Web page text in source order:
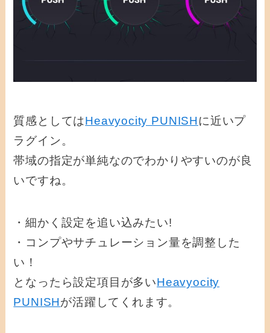
質感としてはHeavyocity PUNISHに近いプ
ラグイン。
帯域の指定が単純なのでわかりやすいのが良
いですね。
・細かく設定を追い込みたい!
・コンプやサチュレーション量を調整した
い！
となったら設定項目が多いHeavyocity
PUNISHが活躍してくれます。